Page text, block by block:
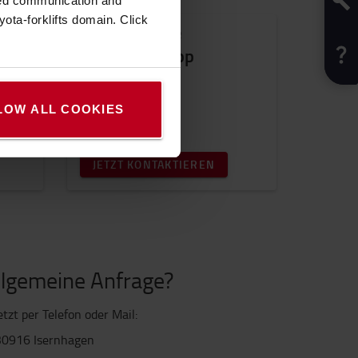
forklifts domain. Click
ALL COOKIES
Stefanie Knapp
JETZT KONTAKTIEREN
Anfrage?
per Telefon oder Mail:
Isernhagen